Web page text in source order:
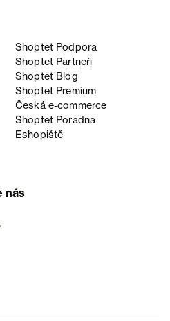
Shoptet Podpora
Shoptet Partneři
Shoptet Blog
Shoptet Premium
Česká e‑commerce
Shoptet Poradna
Eshopiště
nás